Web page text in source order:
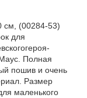
см, (00284-53)
для
Полная
пошив и очень
Размер
маленького